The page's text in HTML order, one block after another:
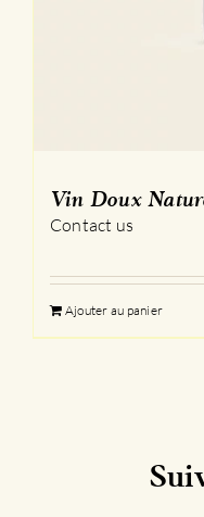
Vin Doux
Contact us
Ajouter au panier